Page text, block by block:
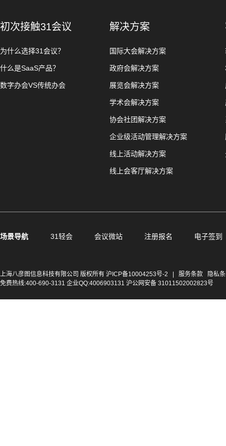
初次接触31会议
为什么选择31会议？
什么是SaaS产品？
数字办会VS传统办会
解决方案
国际大会解决方案
政府会解决方案
展览会解决方案
学术会解决方案
协会社团解决方案
企业级活动管理解决方案
线上活动解决方案
线上会客厅解决方案
场景导航 31轻会 会议微站 注册报名 电子签到
上海八彦图信息科技有限公司 版权所有 沪ICP备10004253号-2 服务条款
隐私
免费热线:400-690-3131 企业QQ:4006903131 沪公网安备 31011502002823号